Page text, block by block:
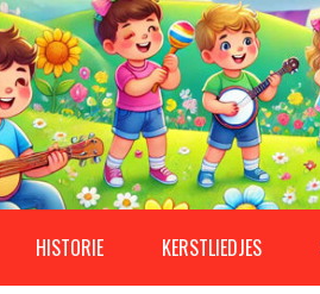
HISTORIE KERSTLIEDJES